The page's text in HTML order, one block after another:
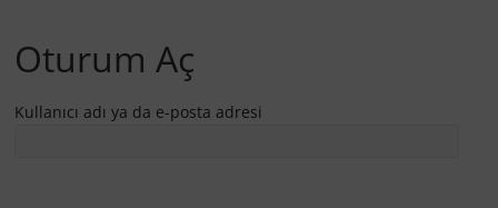
Oturum Aç
Kullanıcı adı ya da e-posta adresi